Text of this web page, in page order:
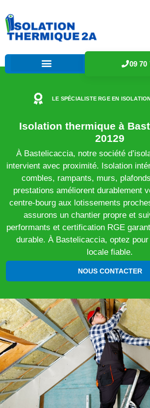
09 70
LE SPÉCIALISTE RGE EN
Isolation thermique à
20129
À Bastelicaccia, notre société
intervient avec proximité. Isolation
combles, rampants, murs,
prestations améliorent durablement
centre-bourg aux lotissements
assurons un chantier propre et
performants et certification RGE
durable. À Bastelicaccia, optez
locale fiable.
NOUS CONTACTER